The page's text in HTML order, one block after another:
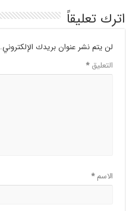
اترك تعليقاً
لن يتم نشر عنوان بريدك الإلكتروني.
التعليق*
الاسم*